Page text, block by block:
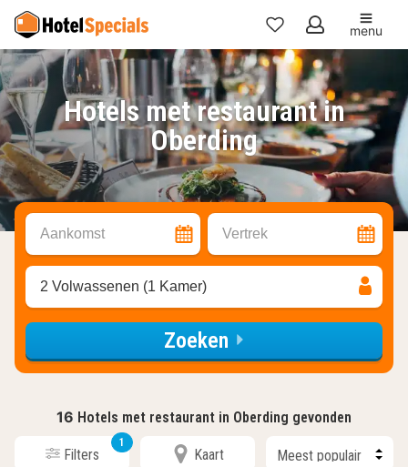
Mijn
favorieten
menu
Hotels met restaurant in
Oberding
Aankomst Vertrek
2 Volwassenen (1 Kamer)
Zoeken
16 Hotels met restaurant in Oberding gevonden
Filters
1
Kaart